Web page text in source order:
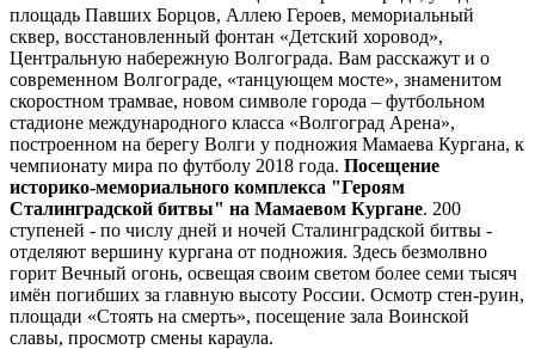
площадь Павших Борцов, Аллею Героев, мемориальный
сквер, восстановленный фонтан «Детский хоровод»,
Центральную набережную Волгограда. Вам расскажут и о
современном Волгограде, «танцующем мосте», знаменитом
скоростном трамвае, новом символе города – футбольном
стадионе международного класса «Волгоград Арена»,
построенном на берегу Волги у подножия Мамаева Кургана, к
чемпионату мира по футболу 2018 года. Посещение
историко-мемориального комплекса "Героям
Сталинградской битвы" на Мамаевом Кургане. 200
ступеней - по числу дней и ночей Сталинградской битвы -
отделяют вершину кургана от подножия. Здесь безмолвно
горит Вечный огонь, освещая своим светом более семи тысяч
имён погибших за главную высоту России. Осмотр стен-руин,
площади «Стоять на смерть», посещение зала Воинской
славы, просмотр смены караула.